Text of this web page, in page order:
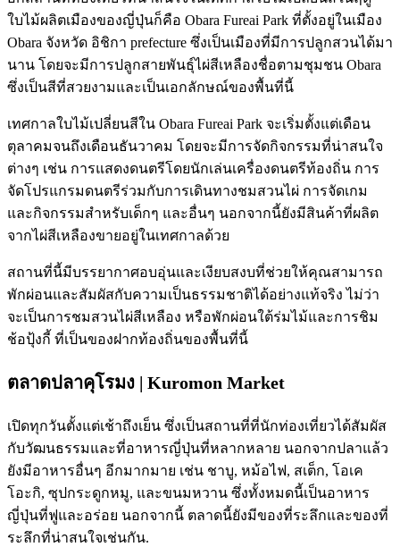
ใบไม้ผลิตเมืองของญี่ปุ่นก็คือ Obara Fureai Park ที่ตั้งอยู่ในเมือง
Obara จังหวัด อิชิกา prefecture ซึ่งเป็นเมืองที่มีการปลูกสวนได้มา
นาน โดยจะมีการปลูกสายพันธุ์ไผ่สีเหลืองชื่อตามชุมชน Obara
ซึ่งเป็นสีที่สวยงามและเป็นเอกลักษณ์ของพื้นที่นี้
เทศกาลใบไม้เปลี่ยนสีใน Obara Fureai Park จะเริ่มตั้งแต่เดือน
ตุลาคมจนถึงเดือนธันวาคม โดยจะมีการจัดกิจกรรมที่น่าสนใจ
ต่างๆ เช่น การแสดงดนตรีโดยนักเล่นเครื่องดนตรีท้องถิ่น การ
จัดโปรแกรมดนตรีร่วมกับการเดินทางชมสวนไผ่ การจัดเกม
และกิจกรรมสำหรับเด็กๆ และอื่นๆ นอกจากนี้ยังมีสินค้าที่ผลิต
จากไผ่สีเหลืองขายอยู่ในเทศกาลด้วย
สถานที่นี้มีบรรยากาศอบอุ่นและเงียบสงบที่ช่วยให้คุณสามารถ
พักผ่อนและสัมผัสกับความเป็นธรรมชาติได้อย่างแท้จริง ไม่ว่า
จะเป็นการชมสวนไผ่สีเหลือง หรือพักผ่อนใต้ร่มไม้และการชิม
ช้อปุ้งกี้ ที่เป็นของฝากท้องถิ่นของพื้นที่นี้
ตลาดปลาคุโรมง | Kuromon Market
เปิดทุกวันตั้งแต่เช้าถึงเย็น ซึ่งเป็นสถานที่ที่นักท่องเที่ยวได้สัมผัส
กับวัฒนธรรมและที่อาหารญี่ปุ่นที่หลากหลาย นอกจากปลาแล้ว
ยังมีอาหารอื่นๆ อีกมากมาย เช่น ชาบู, หม้อไฟ, สเต็ก, โอเค
โอะกิ, ซุปกระดูกหมู, และขนมหวาน ซึ่งทั้งหมดนี้เป็นอาหาร
ญี่ปุ่นที่ฟูและอร่อย นอกจากนี้ ตลาดนี้ยังมีของที่ระลึกและของที่
ระลึกที่น่าสนใจเช่นกัน.